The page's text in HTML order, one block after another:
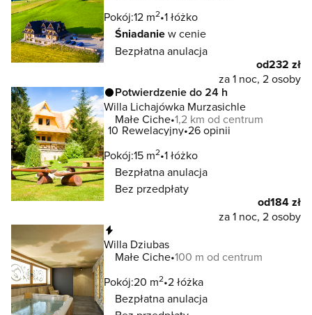
Pokój:12 m2 1 łóżko
Śniadaniew cenie
Bezpłatna anulacja
od232 zł
za 1 noc, 2 osoby
Potwierdzenie do 24 h
Willa Lichajówka Murzasichle
Małe Ciche 1,2 km od centrum
10 Rewelacyjny 26 opinii
Pokój:15 m2 1 łóżko
Bezpłatna anulacja
Bez przedpłaty
od184 zł
za 1 noc, 2 osoby
Willa Dziubas
Małe Ciche 100 m od centrum
Pokój:20 m2 2 łóżka
Bezpłatna anulacja